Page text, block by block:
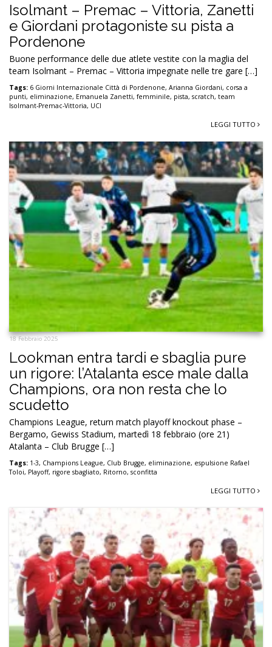
Isolmant – Premac – Vittoria, Zanetti
e Giordani protagoniste su pista a
Pordenone
Buone performance delle due atlete vestite con la maglia del
team Isolmant – Premac – Vittoria impegnate nelle tre gare […]
Tags: 6 Giorni Internazionale Città di Pordenone, Arianna Giordani, corsa a
punti, eliminazione, Emanuela Zanetti, femminile, pista, scratch, team
Isolmant-Premac-Vittoria, UCI
LEGGI TUTTO
18 Febbraio 2025
Lookman entra tardi e sbaglia pure
un rigore: l’Atalanta esce male dalla
Champions, ora non resta che lo
scudetto
Champions League, return match playoff knockout phase –
Bergamo, Gewiss Stadium, martedì 18 febbraio (ore 21)
Atalanta – Club Brugge […]
Tags: 1-3, Champions League, Club Brugge, eliminazione, espulsione Rafael
Toloi, Playoff, rigore sbagliato, Ritorno, sconfitta
LEGGI TUTTO